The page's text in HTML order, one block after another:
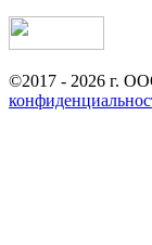
©2017 - 2026 г.